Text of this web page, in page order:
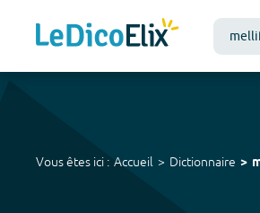
Vous êtes ici : Accueil Dictionnaire